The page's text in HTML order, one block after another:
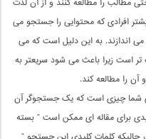
مطالب را مطالعه کنند و از آن لذت
افرادی که محتوایی را جستجو می
اندازند. به این دلیل است که می
است زیرا باعث می شود سریعتر به
آن را مطالعه کند.
ی شما چیزی است که یک جستجوگر آن
برای مقاله ای ممکن است ” بسته